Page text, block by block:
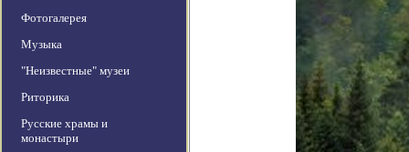
Фотогалерея
Музыка
"Неизвестные" музеи
Риторика
Русские храмы и
монастыри